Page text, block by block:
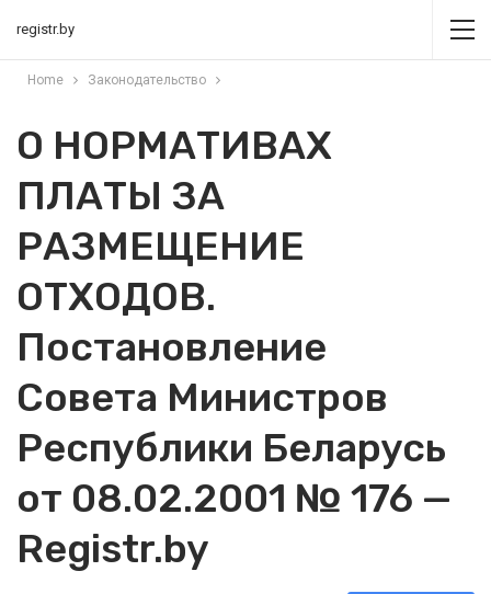
registr.by
Home Законодательство
О НОРМАТИВАХ
ПЛАТЫ ЗА
РАЗМЕЩЕНИЕ
ОТХОДОВ.
Постановление
Совета Министров
Республики Беларусь
от 08.02.2001 № 176 —
Registr.by